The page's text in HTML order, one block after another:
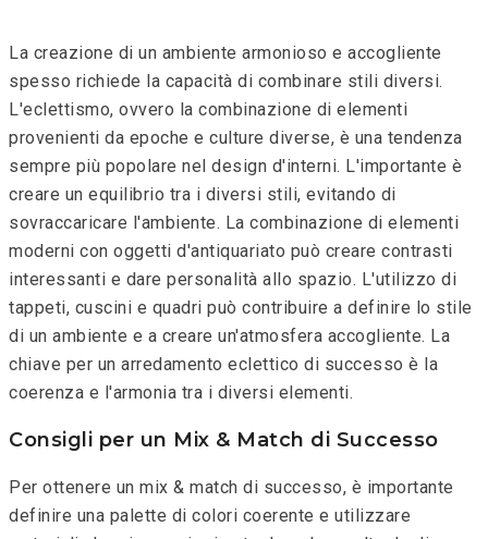
La creazione di un ambiente armonioso e accogliente
spesso richiede la capacità di combinare stili diversi.
L'eclettismo, ovvero la combinazione di elementi
provenienti da epoche e culture diverse, è una tendenza
sempre più popolare nel design d'interni. L'importante è
creare un equilibrio tra i diversi stili, evitando di
sovraccaricare l'ambiente. La combinazione di elementi
moderni con oggetti d'antiquariato può creare contrasti
interessanti e dare personalità allo spazio. L'utilizzo di
tappeti, cuscini e quadri può contribuire a definire lo stile
di un ambiente e a creare un'atmosfera accogliente. La
chiave per un arredamento eclettico di successo è la
coerenza e l'armonia tra i diversi elementi.
Consigli per un Mix & Match di Successo
Per ottenere un mix & match di successo, è importante
definire una palette di colori coerente e utilizzare